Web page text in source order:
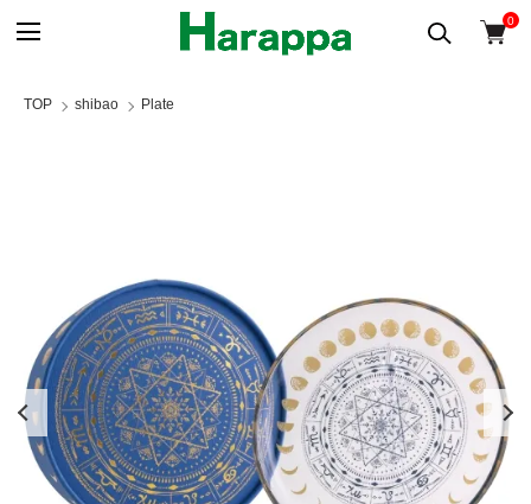
0
TOP shibao Plate